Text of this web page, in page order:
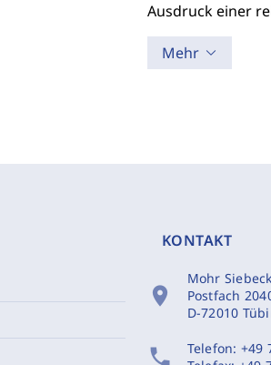
Ausdruck einer
Mehr
KONTAKT
location_on
Mohr
Postfach
D-72010
phone Telefon: +49